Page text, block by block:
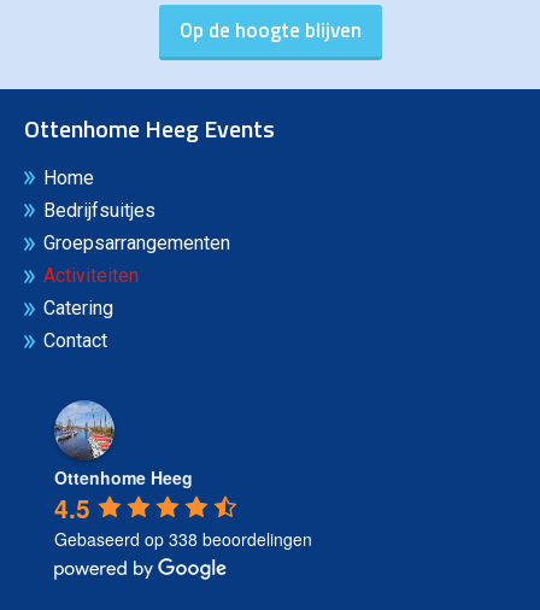
Ottenhome Heeg Events
Home
Bedrijfsuitjes
Groepsarrangementen
Activiteiten
Catering
Contact
Ottenhome Heeg
4.5
Gebaseerd op 338 beoordelingen